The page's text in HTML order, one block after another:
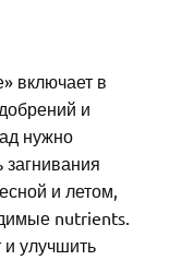
включает в
и
нужно
и летом,
nutrients.
улучшить